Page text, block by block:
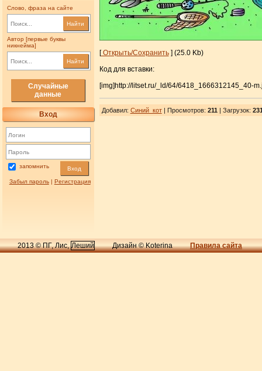
Слово, фраза на сайте
Найти
Автор [первые буквы
никнейма]
Найти
Случайные
данные
Вход
запомнить Вход
Забыл пароль| Регистрация
[Открыть/Сохранить] (25.0 Kb)
Код для вставки:
[img]http://litset.ru/_ld/64/6418_1666312145_40-
Добавил: Синий_кот| Просмотров: 211| Загрузок:
2013 © ПГ, Лис,Леший Дизайн © Koterina Правила сайта